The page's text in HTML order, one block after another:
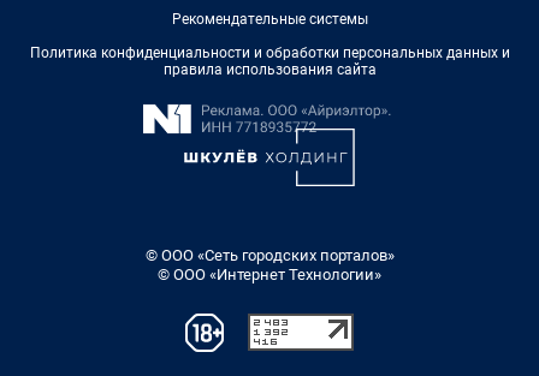
Рекомендательные системы
Политика конфиденциальности и обработки персональных данных и
правила использования сайта
© ООО «Сеть городских порталов»
© ООО «Интернет Технологии»